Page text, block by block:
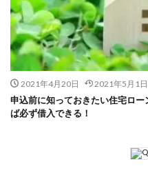
2021年4月20日 2021年5月1日
申込前に知っておきたい住宅ロ
ば必ず借入できる！